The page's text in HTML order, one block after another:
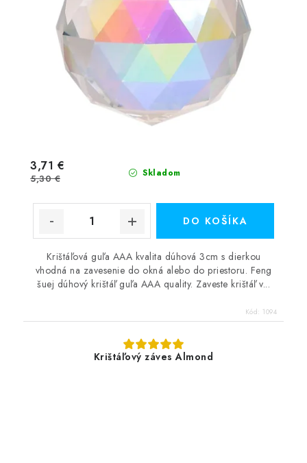
Skladom
3,71 €
5,30 €
DO KOŠÍKA
Krištáľová guľa AAA kvalita dúhová 3cm s dierkou
vhodná na zavesenie do okná alebo do priestoru. Feng
šuej dúhový krištáľ guľa AAA quality. Zaveste krištáľ v...
Kód: 1094
Krištáľový záves Almond